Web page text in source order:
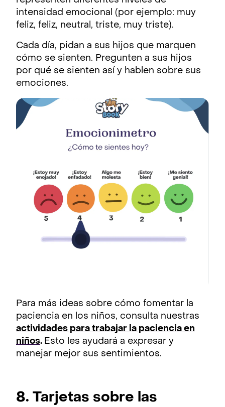
intensidad emocional (por ejemplo: muy
feliz, feliz, neutral, triste, muy triste).
Cada día, pidan a sus hijos que marquen
cómo se sienten. Pregunten a sus hijos
por qué se sienten así y hablen sobre sus
emociones.
Para más ideas sobre cómo fomentar la
paciencia en los niños, consulta nuestras
actividades para trabajar la paciencia en
niños. Esto les ayudará a expresar y
manejar mejor sus sentimientos.
8. Tarjetas sobre las